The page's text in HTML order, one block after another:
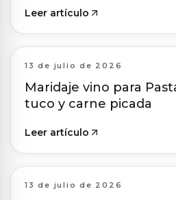
Leer artículo
13 de julio de 2026
Maridaje vino para
tuco y carne picada
Leer artículo
13 de julio de 2026